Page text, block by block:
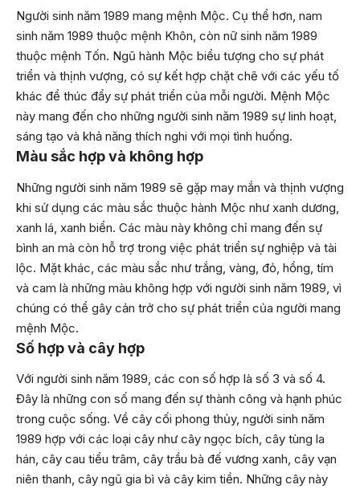
Người sinh năm 1989 mang mệnh Mộc. Cụ thể hơn, nam
sinh năm 1989 thuộc mệnh Khôn, còn nữ sinh năm 1989
thuộc mệnh Tốn. Ngũ hành Mộc biểu tượng cho sự phát
triển và thịnh vượng, có sự kết hợp chặt chẽ với các yếu tố
khác để thúc đẩy sự phát triển của mỗi người. Mệnh Mộc
này mang đến cho những người sinh năm 1989 sự linh hoạt,
sáng tạo và khả năng thích nghi với mọi tình huống.
Màu sắc hợp và không hợp
Những người sinh năm 1989 sẽ gặp may mắn và thịnh vượng
khi sử dụng các màu sắc thuộc hành Mộc như xanh dương,
xanh lá, xanh biển. Các màu này không chỉ mang đến sự
bình an mà còn hỗ trợ trong việc phát triển sự nghiệp và tài
lộc. Mặt khác, các màu sắc như trắng, vàng, đỏ, hồng, tím
và cam là những màu không hợp với người sinh năm 1989, vì
chúng có thể gây cản trở cho sự phát triển của người mang
mệnh Mộc.
Số hợp và cây hợp
Với người sinh năm 1989, các con số hợp là số 3 và số 4.
Đây là những con số mang đến sự thành công và hạnh phúc
trong cuộc sống. Về cây cối phong thủy, người sinh năm
1989 hợp với các loại cây như cây ngọc bích, cây tùng la
hán, cây cau tiểu trâm, cây trầu bà đế vương xanh, cây vạn
niên thanh, cây ngũ gia bì và cây kim tiền. Những cây này